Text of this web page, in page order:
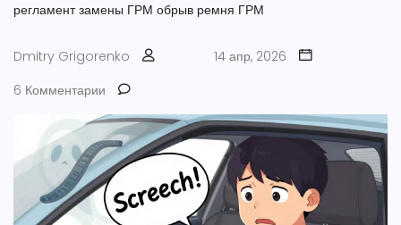
регламент замены ГРМ обрыв ремня ГРМ
Dmitry Grigorenko
14 апр, 2026
6 Комментарии